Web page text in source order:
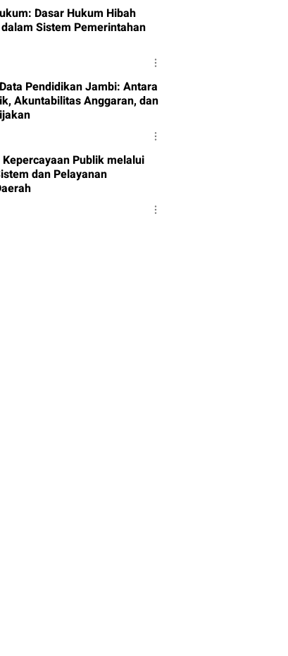
Dasar Hukum Hibah
Sistem Pemerintahan
Pendidikan Jambi: Antara
Akuntabilitas Anggaran, dan
Publik melalui
dan Pelayanan